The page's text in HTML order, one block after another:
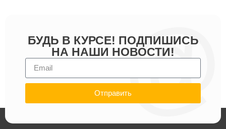
БУДЬ В КУРСЕ! ПОДПИШИСЬ
НА НАШИ НОВОСТИ!
Отправить